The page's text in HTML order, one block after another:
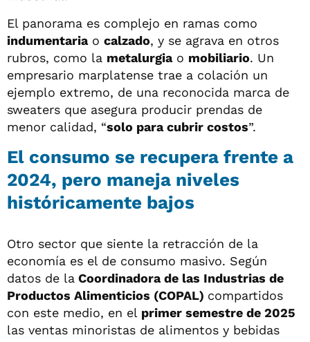
El panorama es complejo en ramas como
indumentariao calzado, y se agrava en otros
rubros, como la metalurgiao mobiliario. Un
empresario marplatense trae a colación un
ejemplo extremo, de una reconocida marca de
sweaters que asegura producir prendas de
menor calidad, “solo para cubrir costos”.
El consumo se recupera frente a
2024, pero maneja niveles
históricamente bajos
Otro sector que siente la retracción de la
economía es el de consumo masivo. Según
datos de la Coordinadora de las Industrias de
Productos Alimenticios (COPAL) compartidos
con este medio, en el primer semestre de 2025
las ventas minoristas de alimentos y bebidas